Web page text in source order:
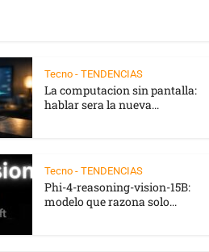
Tecno - TENDENCIAS
La computacion sin pantalla:
hablar sera la nueva...
Tecno - TENDENCIAS
Phi-4-reasoning-vision-15B:
modelo que razona solo...